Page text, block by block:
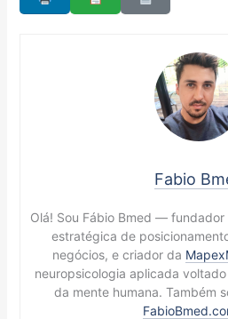
Fabio
Olá! Sou Fábio Bmed — fundador
estratégica de
negócios, e criador da
neuropsicologia aplicada
da mente humana. Também